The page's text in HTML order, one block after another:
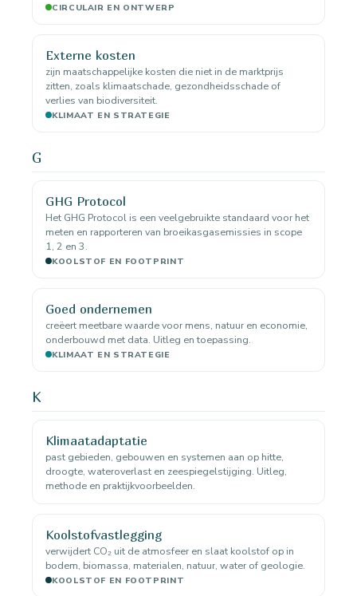
CIRCULAIR EN ONTWERP
Externe kosten
zijn maatschappelijke kosten die niet in de marktprijs
zitten, zoals klimaatschade, gezondheidsschade of
verlies van biodiversiteit.
KLIMAAT EN STRATEGIE
G
GHG Protocol
Het GHG Protocol is een veelgebruikte standaard voor het
meten en rapporteren van broeikasgasemissies in scope
1, 2 en 3.
KOOLSTOF EN FOOTPRINT
Goed ondernemen
creëert meetbare waarde voor mens, natuur en economie,
onderbouwd met data. Uitleg en toepassing.
KLIMAAT EN STRATEGIE
K
Klimaatadaptatie
past gebieden, gebouwen en systemen aan op hitte,
droogte, wateroverlast en zeespiegelstijging. Uitleg,
methode en praktijkvoorbeelden.
Koolstofvastlegging
verwijdert CO₂ uit de atmosfeer en slaat koolstof op in
bodem, biomassa, materialen, natuur, water of geologie.
KOOLSTOF EN FOOTPRINT